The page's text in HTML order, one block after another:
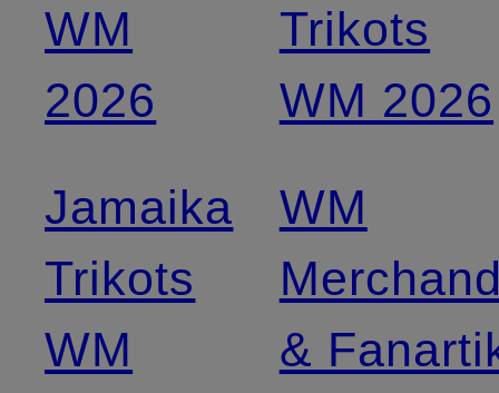
WM
2026
Jamaika
Trikots
WM
Trikots
WM 2026
WM
&